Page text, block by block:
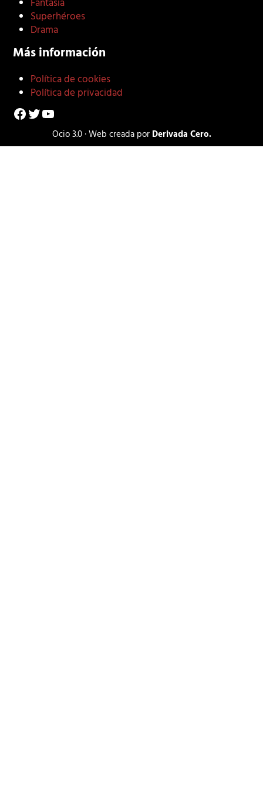
Superhéroes
Drama
Más información
Política de cookies
Política de privacidad
Facebook
Twitter
YouTube
Ocio 3.0 · Web creada por Derivada Cero.